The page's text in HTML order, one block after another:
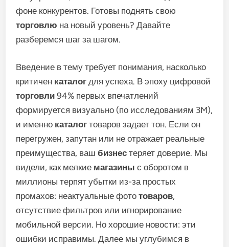
фоне конкурентов. Готовы поднять свою
торговлю на новый уровень? Давайте
разберемся шаг за шагом.
Введение в тему требует понимания, насколько
критичен каталог для успеха. В эпоху цифровой
торговли 94% первых впечатлений
формируется визуально (по исследованиям 3M),
и именно каталог товаров задает тон. Если он
перегружен, запутан или не отражает реальные
преимущества, вашбизнес теряет доверие. Мы
видели, как мелкие магазины с оборотом в
миллионы терпят убытки из-за простых
промахов: неактуальные фототоваров,
отсутствие фильтров или игнорирование
мобильной версии. Но хорошие новости: эти
ошибки исправимы. Далее мы углубимся в